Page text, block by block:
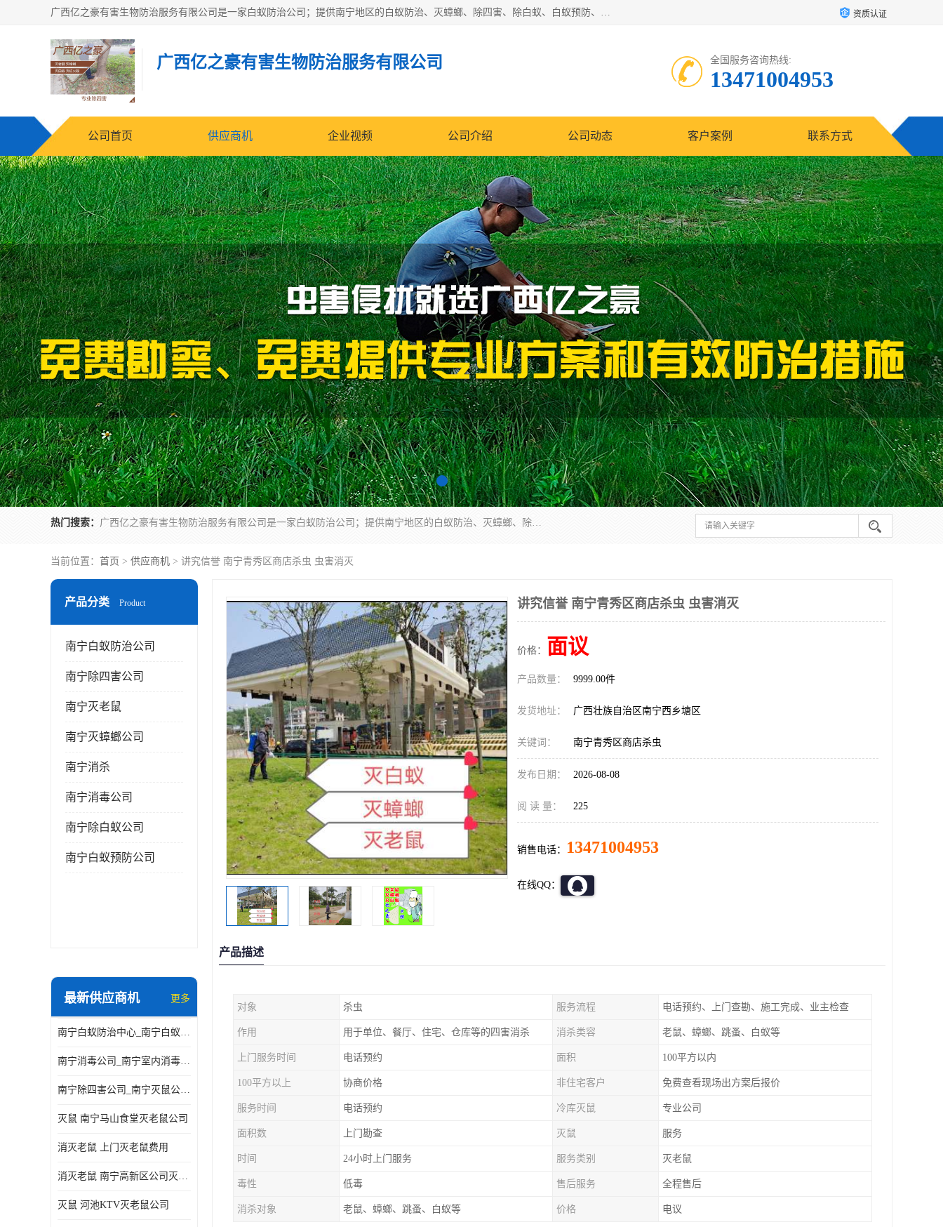
广西亿之豪有害生物防治服务有限公司是一家白蚁防治公司；提供南宁地区的白蚁防治、灭蟑螂、除四害、除白蚁、白蚁预防、消毒等服务，广西亿之豪有害生物防治服务有限公司专业灭蟑螂,灭鼠,除四害,服务上门,安全环保,售后保障,一次消杀，竭诚为您服务. 资质认证
广西亿之豪有害生物防治服务有限公司 全国服务咨询热线:
13471004953
公司首页 供应商机 企业视频 公司介绍 公司动态 客户案例 联系方式
热门搜索： 广西亿之豪有害生物防治服务有限公司是一家白蚁防治公司；提供南宁地区的白蚁防治、灭蟑螂、除四害、除白蚁、白蚁预防、消毒等服务，广西亿之豪有害生物防治服务有限公司专业灭蟑螂,灭鼠,除四害,服务上门,安全环保,售后保障,一次消杀，竭诚为您服务.
当前位置： 首页 > 供应商机 > 讲究信誉 南宁青秀区商店杀虫 虫害消灭
产品分类 Product
南宁白蚁防治公司
南宁除四害公司
南宁灭老鼠
南宁灭蟑螂公司
南宁消杀
南宁消毒公司
南宁除白蚁公司
南宁白蚁预防公司
最新供应商机 更多
南宁白蚁防治中心_南宁白蚁防治所电话_南宁白蚁防治公司
南宁消毒公司_南宁室内消毒_南宁室内消毒公司
南宁除四害公司_南宁灭鼠公司_南宁杀虫公司
灭鼠 南宁马山食堂灭老鼠公司
消灭老鼠 上门灭老鼠费用
消灭老鼠 南宁高新区公司灭老鼠
灭鼠 河池KTV灭老鼠公司
讲究信誉 南宁青秀区商店杀虫 虫害消灭
价格： 面议
产品数量： 9999.00件
发货地址： 广西壮族自治区南宁西乡塘区
关键词： 南宁青秀区商店杀虫
发布日期： 2026-08-08
阅 读 量： 225
销售电话： 13471004953
在线QQ：
产品描述
对象 杀虫 服务流程 电话预约、上门查勘、施工完成、业主检查
作用 用于单位、餐厅、住宅、仓库等的四害消杀 消杀类容 老鼠、蟑螂、跳蚤、白蚁等
上门服务时间 电话预约 面积 100平方以内
100平方以上 协商价格 非住宅客户 免费查看现场出方案后报价
服务时间 电话预约 冷库灭鼠 专业公司
面积数 上门勘查 灭鼠 服务
时间 24小时上门服务 服务类别 灭老鼠
毒性 低毒 售后服务 全程售后
消杀对象 老鼠、蟑螂、跳蚤、白蚁等 价格 电议